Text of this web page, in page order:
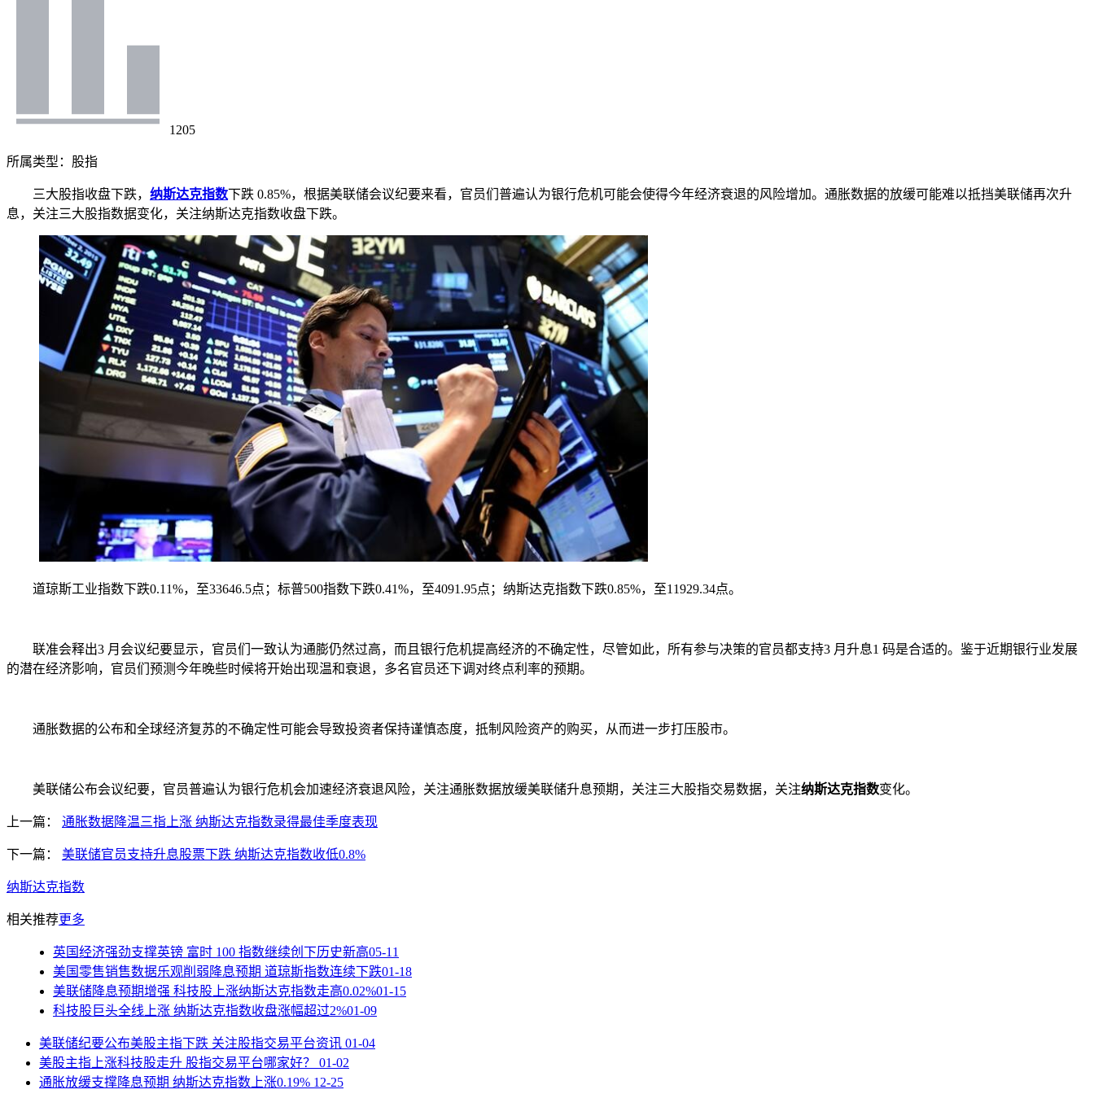
1205
所属类型： 股指
三大股指收盘下跌， 纳斯达克指数下跌 0.85%，根据美联储会议纪要来看，官员们普遍认为银行危机可能会使得今年经济衰退的风险增加。通胀数据的放缓可能难以抵挡美联储再次升
息，关注三大股指数据变化，关注纳斯达克指数收盘下跌。
道琼斯工业指数下跌0.11%，至33646.5点；标普500指数下跌0.41%，至4091.95点；纳斯达克指数下跌0.85%，至11929.34点。
联准会释出3 月会议纪要显示，官员们一致认为通膨仍然过高，而且银行危机提高经济的不确定性，尽管如此，所有参与决策的官员都支持3 月升息1 码是合适的。鉴于近期银行业发展
的潜在经济影响，官员们预测今年晚些时候将开始出现温和衰退，多名官员还下调对终点利率的预期。
通胀数据的公布和全球经济复苏的不确定性可能会导致投资者保持谨慎态度，抵制风险资产的购买，从而进一步打压股市。
美联储公布会议纪要，官员普遍认为银行危机会加速经济衰退风险，关注通胀数据放缓美联储升息预期，关注三大股指交易数据，关注纳斯达克指数变化。
上一篇： 通胀数据降温三指上涨 纳斯达克指数录得最佳季度表现
下一篇： 美联储官员支持升息股票下跌 纳斯达克指数收低0.8%
纳斯达克指数
相关推荐更多
英国经济强劲支撑英镑 富时 100 指数继续创下历史新高05-11
美国零售销售数据乐观削弱降息预期 道琼斯指数连续下跌01-18
美联储降息预期增强 科技股上涨纳斯达克指数走高0.02%01-15
科技股巨头全线上涨 纳斯达克指数收盘涨幅超过2%01-09
美联储纪要公布美股主指下跌 关注股指交易平台资讯 01-04
美股主指上涨科技股走升 股指交易平台哪家好？
01-02
通胀放缓支撑降息预期 纳斯达克指数上涨0.19% 12-25